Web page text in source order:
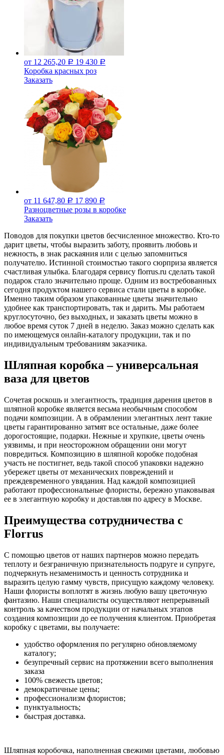
от 12 265,20 Р 19 430 Р
Коробка красных роз
Заказать
от 11 647,80 Р 17 890 Р
Разноцветные розы в коробке
Заказать
Поводов для покупки цветов бесчисленное множество. Кто-то
дарит цветы, чтобы выразить заботу, проявить любовь и
нежность, в знак раскаяния или с целью запомниться
получателю. Истинной стоимостью такого сюрприза является
счастливая улыбка. Благодаря сервису florrus.ru сделать такой
подарок стало значительно проще. Одним из востребованных
сегодня продуктом нашего сервиса стали цветы в коробке.
Именно таким образом упакованные цветы значительно
удобнее как транспортировать, так и дарить. Мы работаем
круглосуточно, без выходных, и заказать цветы можно в
любое время суток 7 дней в неделю. Заказ можно сделать как
по имеющемуся онлайн-каталогу продукции, так и по
индивидуальным требованиям заказчика.
Шляпная коробка – универсальная
ваза для цветов
Сочетая роскошь и элегантность, традиция дарения цветов в
шляпной коробке является весьма необычным способом
подачи композиции. А в обрамлении элегантных лент такие
цветы гарантированно затмят все остальные, даже более
дорогостоящие, подарки. Нежные и хрупкие, цветы очень
уязвимы, и при неосторожном обращении они могут
повредиться. Композицию в шляпной коробке подобная
участь не постигнет, ведь такой способ упаковки надежно
убережет цветы от механических повреждений и
преждевременного увядания. Над каждой композицией
работают профессиональные флористы, бережно упаковывая
ее в элегантную коробку и доставляя по адресу в Москве.
Преимущества сотрудничества с
Florrus
С помощью цветов от наших партнеров можно передать
теплоту и безграничную признательность подруге и супруге,
подчеркнуть незаменимость и ценность сотрудника и
выразить целую гамму чувств, присущую каждому человеку.
Наши флористы воплотят в жизнь любую вашу цветочную
фантазию. Наши специалисты осуществляют непрерывный
контроль за качеством продукции от начальных этапов
создания композиции до ее получения клиентом. Приобретая
коробку с цветами, вы получаете:
удобство оформления по регулярно обновляемому
каталогу;
безупречный сервис на протяжении всего выполнения
заказа
100% свежесть цветов;
демократичные цены;
профессионализм флористов;
пунктуальность;
быстрая доставка.
Шляпная коробочка, наполненная свежими цветами, любовью